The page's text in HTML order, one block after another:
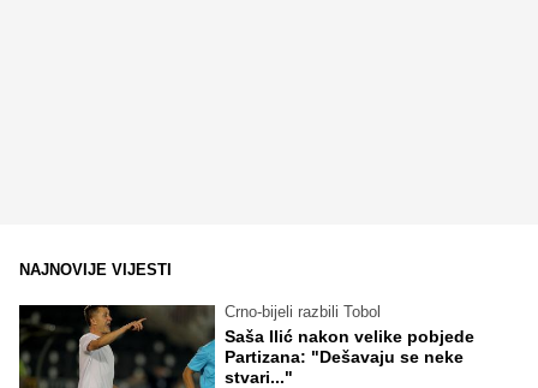
NAJNOVIJE VIJESTI
Crno-bijeli razbili Tobol
Saša Ilić nakon velike pobjede
Partizana: "Dešavaju se neke
stvari..."